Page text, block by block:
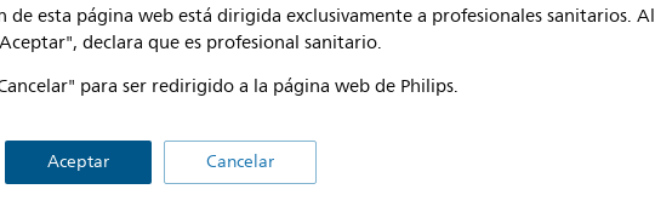
de esta página web está dirigida exclusivamente a profesionales sanitarios. Al
declara que es profesional sanitario.
para ser redirigido a la página web de Philips.
Aceptar Cancelar
enfermería reducidos, las falsas alarmas
La mayoría afirma que sufre fatiga por
depresión, disminución de la productividad y
Este vídeo ilustra un entorno con saturación